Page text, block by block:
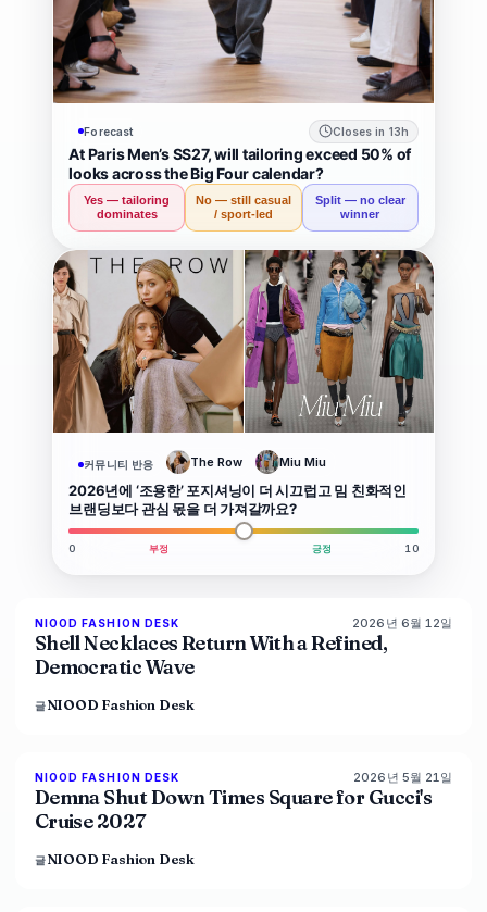
디
자
랜
드
마
크
Forecast Closes in 13h
At Paris Men’s SS27, will tailoring exceed 50% of
looks across the Big Four calendar?
Yes — tailoring
dominates
No — still casual
/ sport-led
Split — no clear
winner
커뮤니티 반응 The Row Miu Miu
2026년에 ‘조용한’ 포지셔닝이 더 시끄럽고 밈 친화적인
브랜딩보다 관심 몫을 더 가져갈까요?
0 부정 긍정 10
LIVE BRIEF
NIOOD FASHION DESK 2026년 6월 12일
Shell Necklaces Return With a Refined,
Democratic Wave
글NIOOD Fashion Desk
LIVE BRIEF
NIOOD FASHION DESK 2026년 5월 21일
Demna Shut Down Times Square for Gucci's
Cruise 2027
글NIOOD Fashion Desk